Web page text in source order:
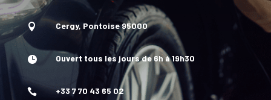
 Cergy, Pontoise 95000
 Ouvert tous les jours de 6h à 19h30
 +33 7 70 43 65 02